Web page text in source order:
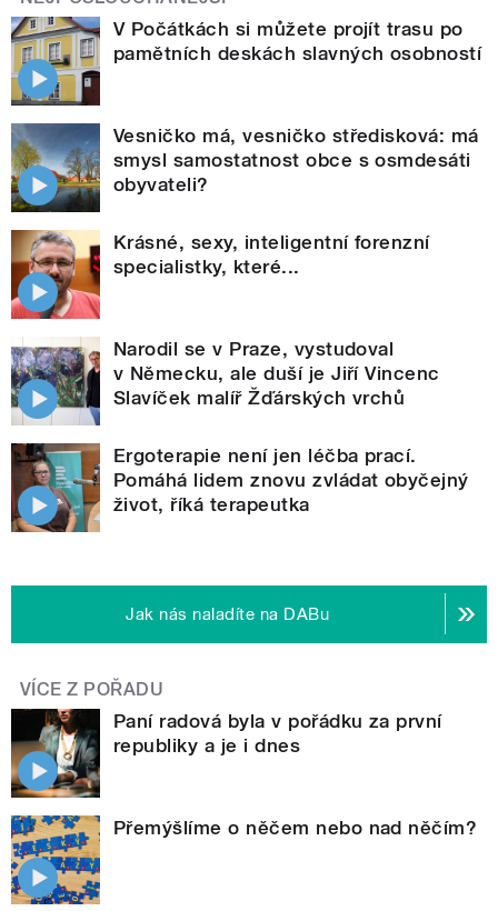
V Počátkách si můžete projít trasu po
pamětních deskách slavných osobností
Vesničko má, vesničko středisková: má
smysl samostatnost obce s osmdesáti
obyvateli?
Krásné, sexy, inteligentní forenzní
specialistky, které...
Narodil se v Praze, vystudoval
v Německu, ale duší je Jiří Vincenc
Slavíček malíř Žďárských vrchů
Ergoterapie není jen léčba prací.
Pomáhá lidem znovu zvládat obyčejný
život, říká terapeutka
Jak nás naladíte na DABu
VÍCE Z POŘADU
Paní radová byla v pořádku za první
republiky a je i dnes
Přemýšlíme o něčem nebo nad něčím?